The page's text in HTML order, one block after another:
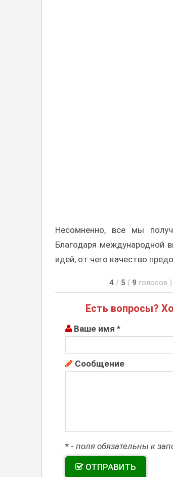
Несомненно, все мы
Благодаря международной
идей, от чего качество
4 / 5 ( 9 голосов )
Есть вопросы?
Ваше имя *
Сообщение
*- поля обязательны к
ОТПРАВИТЬ